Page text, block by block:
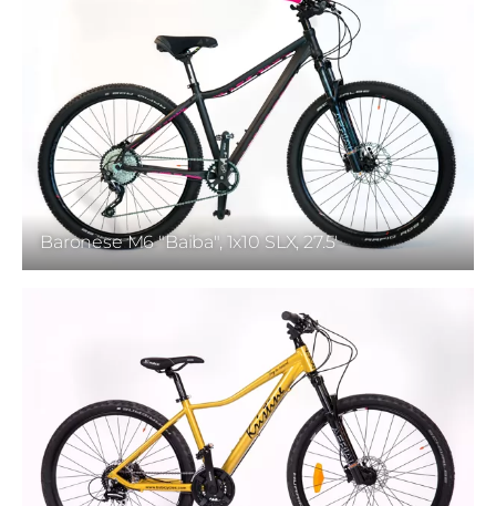
Baronese M6 "Baiba", 1x10 SLX, 27.5'